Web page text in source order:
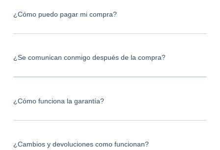
¿Cómo puedo pagar mi compra?
¿Se comunican conmigo después de la compra?
¿Cómo funciona la garantía?
¿Cambios y devoluciones como funcionan?